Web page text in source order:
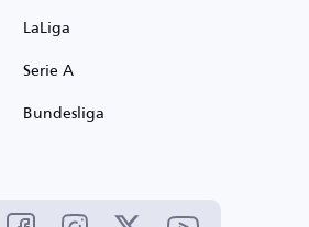
LaLiga
Serie A
Bundesliga